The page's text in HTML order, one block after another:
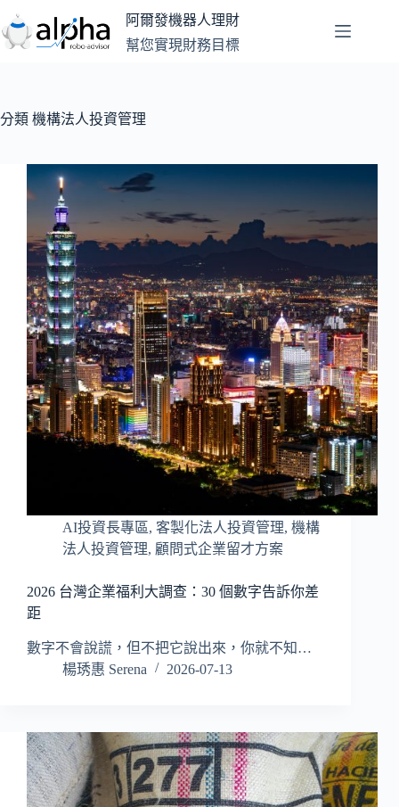
至
主
容
阿爾發機器人理財
幫您實現財務目標
分類 機構法人投資管理
AI投資長專區, 客製化法人投資管理, 機構
法人投資管理, 顧問式企業留才方案
2026 台灣企業福利大調查：30 個數字告訴你差
距
數字不會說謊，但不把它說出來，你就不知…
楊琇惠 Serena
2026-07-13